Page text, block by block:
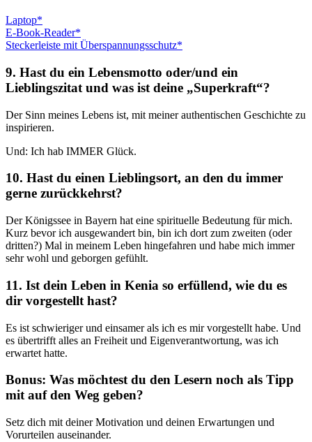
Laptop*
E-Book-Reader*
Steckerleiste mit Überspannungsschutz*
9. Hast du ein Lebensmotto oder/und ein
Lieblingszitat und was ist deine „Superkraft“?
Der Sinn meines Lebens ist, mit meiner authentischen Geschichte zu
inspirieren.
Und: Ich hab IMMER Glück.
10. Hast du einen Lieblingsort, an den du immer
gerne zurückkehrst?
Der Königssee in Bayern hat eine spirituelle Bedeutung für mich.
Kurz bevor ich ausgewandert bin, bin ich dort zum zweiten (oder
dritten?) Mal in meinem Leben hingefahren und habe mich immer
sehr wohl und geborgen gefühlt.
11. Ist dein Leben in Kenia so erfüllend, wie du es
dir vorgestellt hast?
Es ist schwieriger und einsamer als ich es mir vorgestellt habe. Und
es übertrifft alles an Freiheit und Eigenverantwortung, was ich
erwartet hatte.
Bonus: Was möchtest du den Lesern noch als Tipp
mit auf den Weg geben?
Setz dich mit deiner Motivation und deinen Erwartungen und
Vorurteilen auseinander.